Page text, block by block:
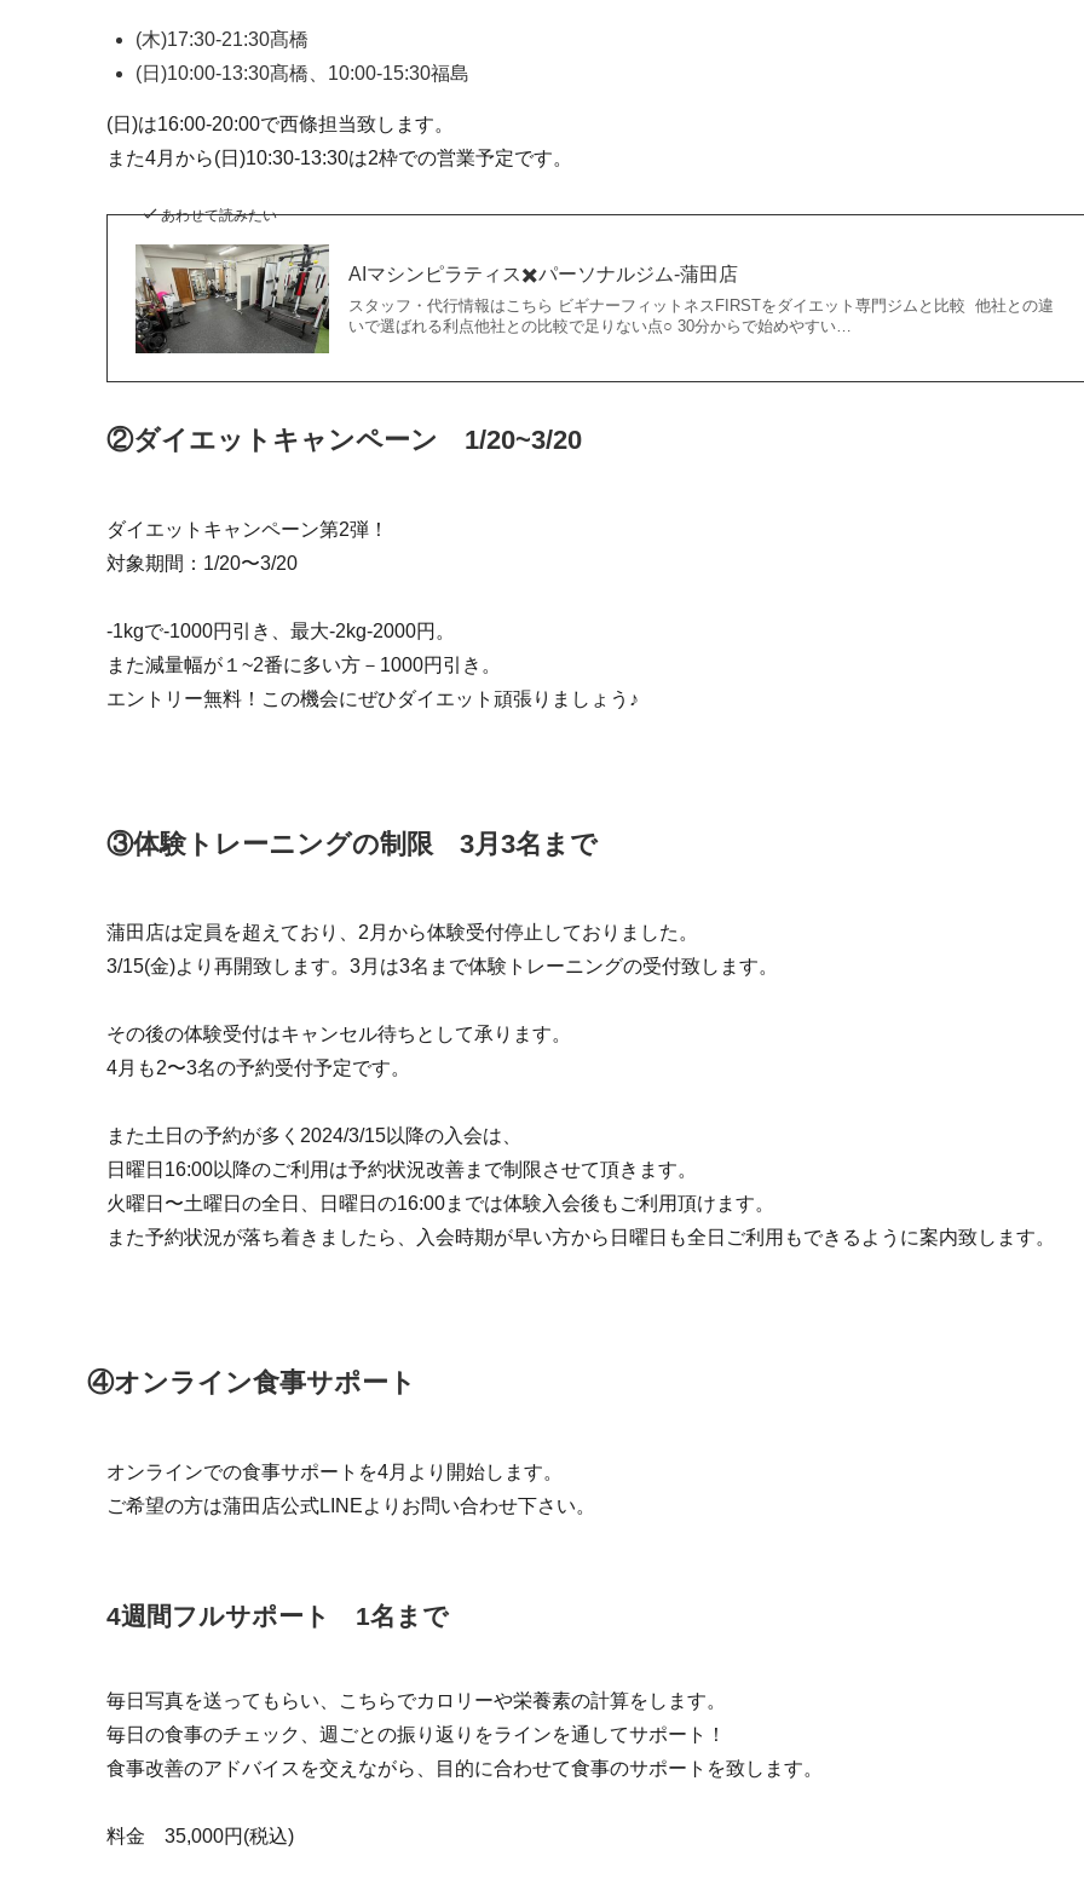
(木)17:30-21:30髙橋
(日)10:00-13:30髙橋、10:00-15:30福島
(日)は16:00-20:00で西條担当致します。
また4月から(日)10:30-13:30は2枠での営業予定です。
あわせて読みたい
AIマシンピラティス✖️パーソナルジム-蒲田店
スタッフ・代行情報はこちら ビギナーフィットネスFIRSTをダイエット専門ジムと比較 他社との違
いで選ばれる利点他社との比較で足りない点○ 30分からで始めやすい…
②ダイエットキャンペーン 1/20~3/20
ダイエットキャンペーン第2弾！
対象期間：1/20〜3/20
-1kgで-1000円引き、最大-2kg-2000円。
また減量幅が１~2番に多い方－1000円引き。
エントリー無料！この機会にぜひダイエット頑張りましょう♪
③体験トレーニングの制限 3月3名まで
蒲田店は定員を超えており、2月から体験受付停止しておりました。
3/15(金)より再開致します。3月は3名まで体験トレーニングの受付致します。
その後の体験受付はキャンセル待ちとして承ります。
4月も2〜3名の予約受付予定です。
また土日の予約が多く2024/3/15以降の入会は、
日曜日16:00以降のご利用は予約状況改善まで制限させて頂きます。
火曜日〜土曜日の全日、日曜日の16:00までは体験入会後もご利用頂けます。
また予約状況が落ち着きましたら、入会時期が早い方から日曜日も全日ご利用もできるように案内致します。
④オンライン食事サポート
オンラインでの食事サポートを4月より開始します。
ご希望の方は蒲田店公式LINEよりお問い合わせ下さい。
4週間フルサポート 1名まで
毎日写真を送ってもらい、こちらでカロリーや栄養素の計算をします。
毎日の食事のチェック、週ごとの振り返りをラインを通してサポート！
食事改善のアドバイスを交えながら、目的に合わせて食事のサポートを致します。
料金 35,000円(税込)